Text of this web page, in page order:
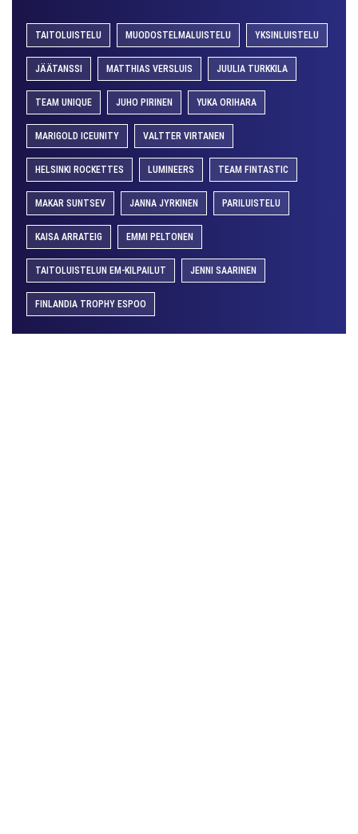
TAITOLUISTELU MUODOSTELMALUISTELU YKSINLUISTELU
JÄÄTANSSI MATTHIAS VERSLUIS JUULIA TURKKILA
TEAM UNIQUE JUHO PIRINEN YUKA ORIHARA
MARIGOLD ICEUNITY VALTTER VIRTANEN
HELSINKI ROCKETTES LUMINEERS TEAM FINTASTIC
MAKAR SUNTSEV JANNA JYRKINEN PARILUISTELU
KAISA ARRATEIG EMMI PELTONEN
TAITOLUISTELUN EM-KILPAILUT JENNI SAARINEN
FINLANDIA TROPHY ESPOO